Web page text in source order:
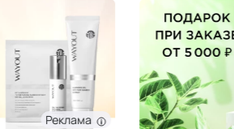
Реклама